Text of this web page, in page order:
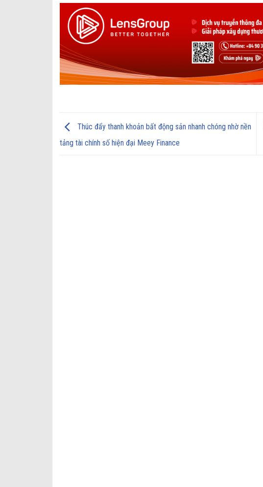
Thúc đẩy thanh khoản bất động sản nhanh chóng nhờ nền
tảng tài chính số hiện đại Meey Finance